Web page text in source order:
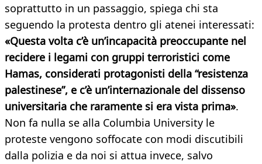
soprattutto in un passaggio, spiega chi sta
seguendo la protesta dentro gli atenei interessati:
«Questa volta c’è un’incapacità preoccupante nel
recidere i legami con gruppi terroristici come
Hamas, considerati protagonisti della “resistenza
palestinese”, e c’è un’internazionale del dissenso
universitaria che raramente si era vista prima».
Non fa nulla se alla Columbia University le
proteste vengono soffocate con modi discutibili
dalla polizia e da noi si attua invece, salvo